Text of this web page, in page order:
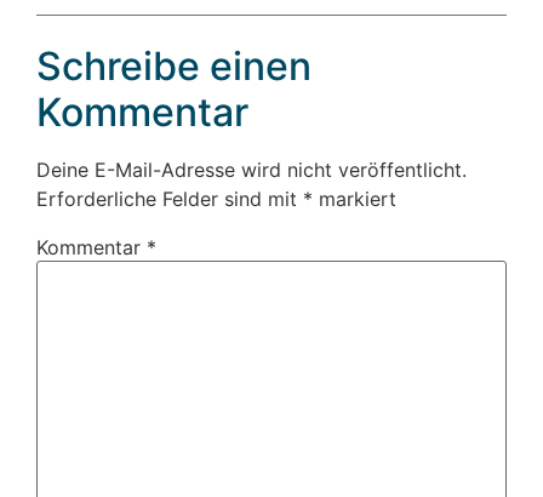
Schreibe einen
Kommentar
Deine E-Mail-Adresse wird nicht veröffentlicht.
Erforderliche Felder sind mit * markiert
Kommentar *